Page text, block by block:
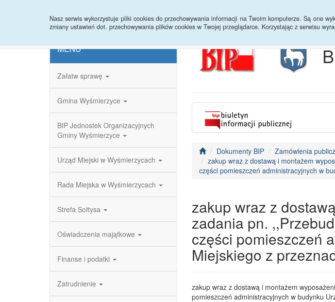
Nasz serwis wykorzystuje pliki cookies do przechowywania informacji na Twoim komputerze. Są one
zmiany ustawień dot. przechowywania plików cookies w Twojej przeglądarce. Korzystając z serwisu
MENU
Załatw sprawę
Gmina Wyśmierzyce
BIP Jednostek Organizacyjnych
Gminy Wyśmierzyce
Urząd Miejski w Wyśmierzycach
Rada Miejska w Wyśmierzycach
Strefa Sołtysa
Oświadczenia majątkowe
Finanse i podatki
Zatrudnienie
Dokumenty BIP Zamówienia
zakup wraz z dostawą i montażem
części pomieszczeń administracyjnych w
zakup wraz z
zadania pn.
części pomieszczeń
Miejskiego z
zakup wraz z dostawą i montażem
pomieszczeń administracyjnych w budynku